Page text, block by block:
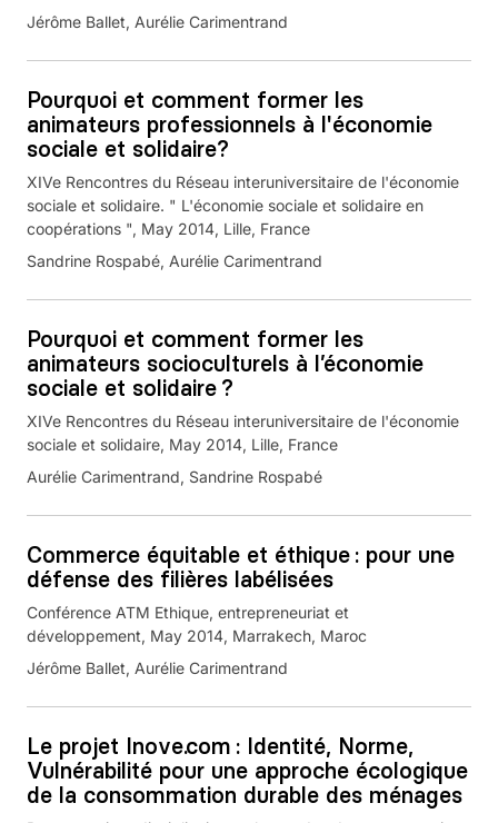
Jérôme Ballet, Aurélie Carimentrand
Pourquoi et comment former les
animateurs professionnels à l'économie
sociale et solidaire?
XIVe Rencontres du Réseau interuniversitaire de l'économie
sociale et solidaire. " L'économie sociale et solidaire en
coopérations ", May 2014, Lille, France
Sandrine Rospabé, Aurélie Carimentrand
Pourquoi et comment former les
animateurs socioculturels à l’économie
sociale et solidaire ?
XIVe Rencontres du Réseau interuniversitaire de l'économie
sociale et solidaire, May 2014, Lille, France
Aurélie Carimentrand, Sandrine Rospabé
Commerce équitable et éthique : pour une
défense des filières labélisées
Conférence ATM Ethique, entrepreneuriat et
développement, May 2014, Marrakech, Maroc
Jérôme Ballet, Aurélie Carimentrand
Le projet Inove.com : Identité, Norme,
Vulnérabilité pour une approche écologique
de la consommation durable des ménages